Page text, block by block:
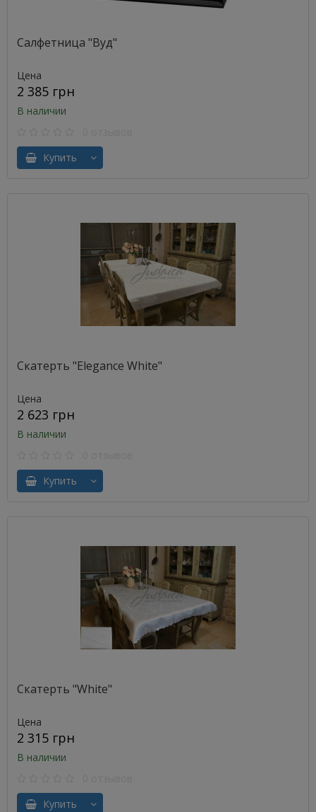
Салфетница "Вуд"
Цена
2 385 грн
В наличии
Купить
Скатерть "Elegance White"
Цена
2 623 грн
В наличии
Купить
Скатерть "White"
Цена
2 315 грн
В наличии
Купить